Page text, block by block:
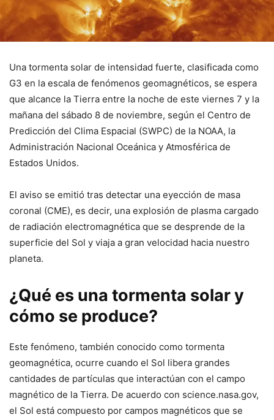
Una tormenta solar de intensidad fuerte, clasificada como
G3 en la escala de fenómenos geomagnéticos, se espera
que alcance la Tierra entre la noche de este viernes 7 y la
mañana del sábado 8 de noviembre, según el Centro de
Predicción del Clima Espacial (SWPC) de la NOAA, la
Administración Nacional Oceánica y Atmosférica de
Estados Unidos.
El aviso se emitió tras detectar una eyección de masa
coronal (CME), es decir, una explosión de plasma cargado
de radiación electromagnética que se desprende de la
superficie del Sol y viaja a gran velocidad hacia nuestro
planeta.
¿Qué es una tormenta solar y
cómo se produce?
Este fenómeno, también conocido como tormenta
geomagnética, ocurre cuando el Sol libera grandes
cantidades de partículas que interactúan con el campo
magnético de la Tierra. De acuerdo con science.nasa.gov,
el Sol está compuesto por campos magnéticos que se